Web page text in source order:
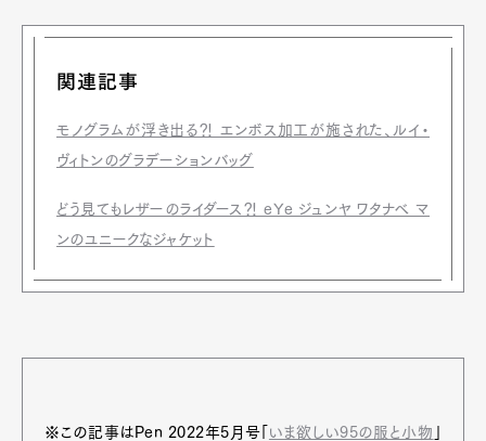
関連記事
モノグラムが浮き出る⁈ エンボス加工が施された、ルイ・
ヴィトンのグラデーションバッグ
どう見てもレザーのライダース⁈ eYe ジュンヤ ワタナベ マ
ンのユニークなジャケット
※この記事はPen 2022年5月号「 いま欲しい95の服と小物